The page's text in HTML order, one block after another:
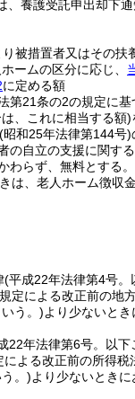
、養護受託申出却下
被措置者又はその扶
ームの区分に応じ、
に定める額
21条の2の規定に基
、これに相当する額)
(昭和25年法律第144号)
の自立の支援に関す
わらず、無料とする。
は、老人ホーム徴収
(平成22年法律第4号。
による改正前の地
う。)より少ないと
22年法律第6号。以
よる改正前の所得
。)より少ないとき